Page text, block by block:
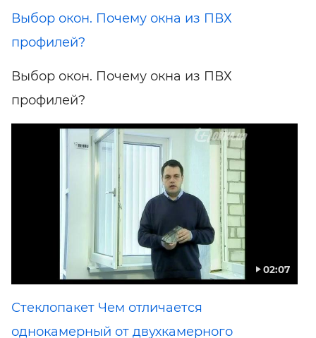
Выбор окон. Почему окна из ПВХ
профилей?
Выбор окон. Почему окна из ПВХ
профилей?
02:07
Стеклопакет Чем отличается
однокамерный от двухкамерного